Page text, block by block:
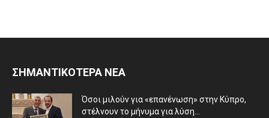
ΣΗΜΑΝΤΙΚΟΤΕΡΑ ΝΕΑ
Όσοι μιλούν για «επανένωση» στην Κύπρο,
στέλνουν το μήνυμα για λύση...